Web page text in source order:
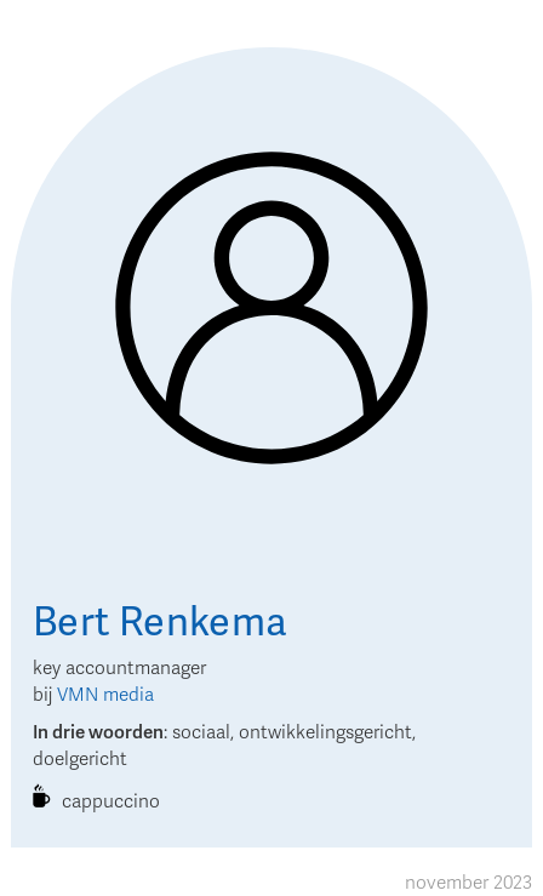
Bert Renkema
key accountmanager
bij VMN media
In drie woorden: sociaal, ontwikkelingsgericht,
doelgericht
cappuccino
november 2023